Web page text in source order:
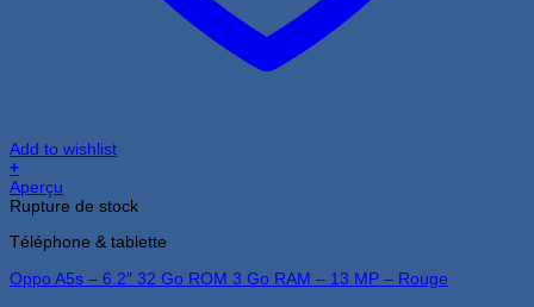
Add to wishlist
+
Aperçu
Rupture de stock
Téléphone & tablette
Oppo A5s – 6.2″ 32 Go ROM 3 Go RAM – 13 MP – Rouge